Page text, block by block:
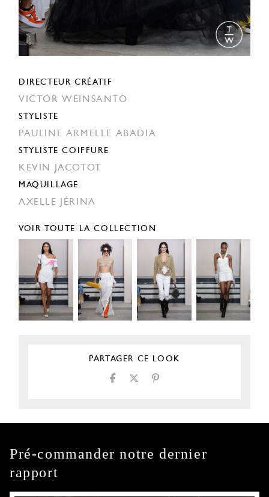
DIRECTEUR CRÉATIF
VICTOR WEINSANTO
STYLISTE
PAULINE ARMELLE ABADIA
STYLISTE COIFFURE
KEVIN JACOTOT
MAQUILLAGE
AXELLE JÉRINA
VOIR TOUTE LA COLLECTION
PARTAGER CE LOOK
Pré-commander notre dernier
rapport